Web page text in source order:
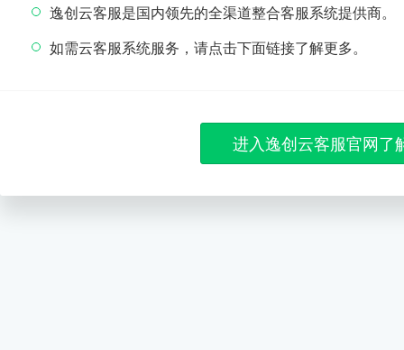
逸创云客服是国内领先的全渠道整合客服系统提供商。
如需云客服系统服务，请点击下面链接了解更多。
进入逸创云客服官网了